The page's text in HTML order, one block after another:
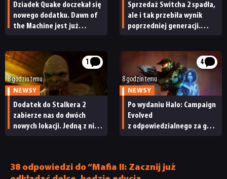
Dziadek Quake doczekał się
nowego dodatku. Dawn of
the Machine jest już
Sprzedaż Switcha 2 spadła,
ale i tak przebiła wynik
poprzedniej generacji.
1
8 godzin temu
NEWSY
Dodatek do Stalkera 2
zabierze nas do dwóch
nowych lokacji. Jedną z nich
4
8 godzin temu
NEWSY
Po wydaniu Halo: Campaign
Evolved
z odpowiedzialnego za grę
38 odpowiedzi do “Mafia II: Zacznij już